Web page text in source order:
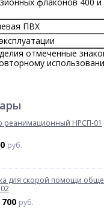
ПВХ
отмеченные
реанимационный НРСП-01
руб.
для скорой помощи
700 руб.